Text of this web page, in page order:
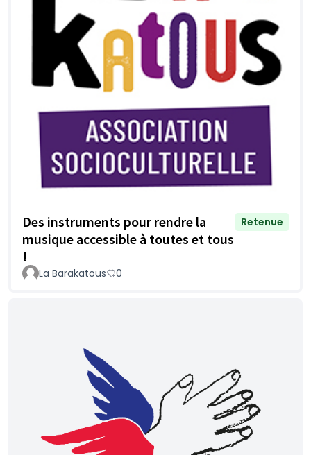
Des instruments pour rendre la
musique accessible à toutes et tous
!
Retenue
La Barakatous 0